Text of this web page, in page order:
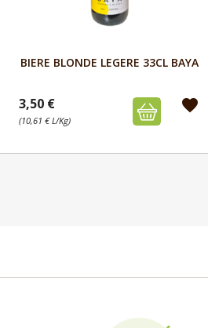
Aperçu
BIERE BLONDE LEGERE 33CL BAYA
3,50 €
(10,61 € L/Kg)
favorite